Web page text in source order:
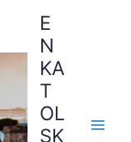
E
N
KA
T
OL
SK